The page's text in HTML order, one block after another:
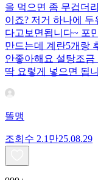
을 먹으면 좀 무겁더
이죠? 저거 하나에
다고보면됩니다~ 포
만드는데 계란5개랑
안좋아해요 설탕조
딱 요렇게 넣으면 됩
똘맹
조회수 2.1만25.08.29